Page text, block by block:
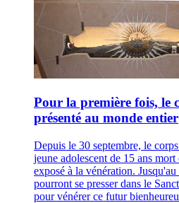
Pour la première fois, le
présenté au monde entier
Depuis le 30 septembre, le
jeune adolescent de 15 ans
exposé à la vénération.
pourront se presser dans le
pour vénérer ce futur